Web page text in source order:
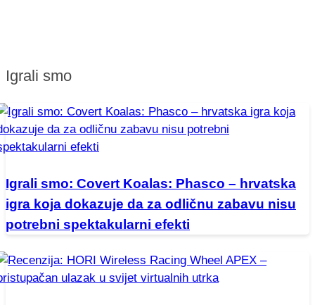
Igrali smo
Igrali smo: Covert Koalas: Phasco – hrvatska
igra koja dokazuje da za odličnu zabavu nisu
potrebni spektakularni efekti